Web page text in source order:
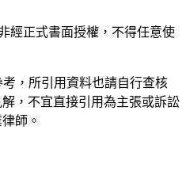
經正式書面授權，不得任意使
，所引用資料也請自行查核
，不宜直接引用為主張或訴訟
師。